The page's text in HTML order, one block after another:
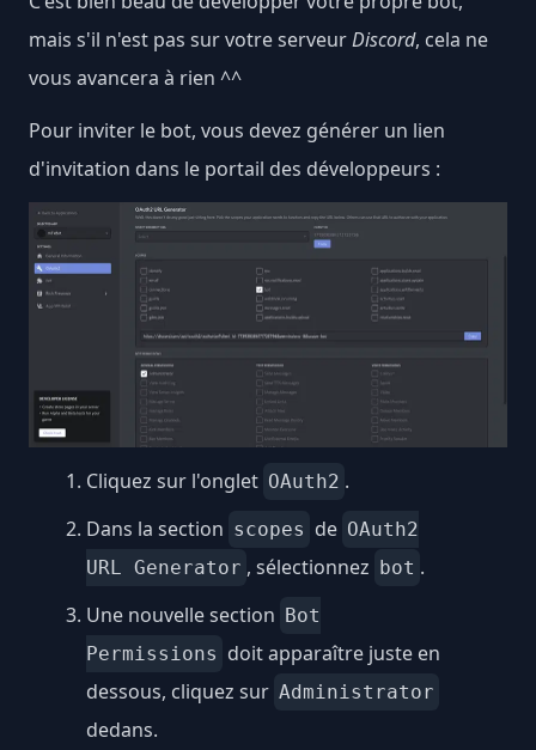
mais s'il n'est pas sur votre serveurDiscord, cela ne
vous avancera à rien ^^
Pour inviter le bot, vous devez générer un lien
d'invitation dans le portail des développeurs :
Cliquez sur l'onglet OAuth2 .
Dans la section scopes de OAuth2
URL Generator , sélectionnez bot .
Une nouvelle section Bot
Permissions doit apparaître juste en
dessous, cliquez sur Administrator
dedans.